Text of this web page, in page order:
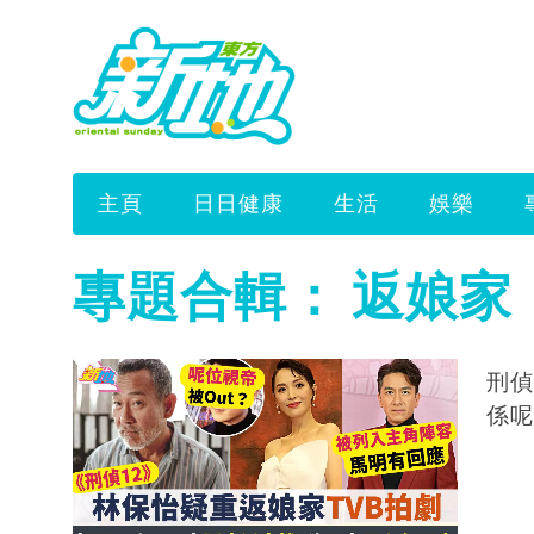
主頁 日日健康 生活 娛樂
專題合輯： 返娘家
刑
係